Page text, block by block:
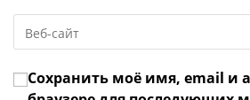
чтобы
прокомментировать
адрес,
чтобы
URL
веб-Сохранить моё имя, email и